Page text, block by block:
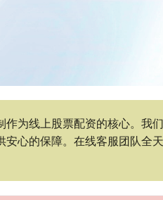
为线上股票配资的核心。我
心的保障。在线客服团队全